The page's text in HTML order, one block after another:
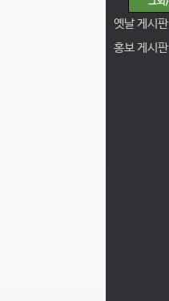
옛날 게시판
홍보 게시판